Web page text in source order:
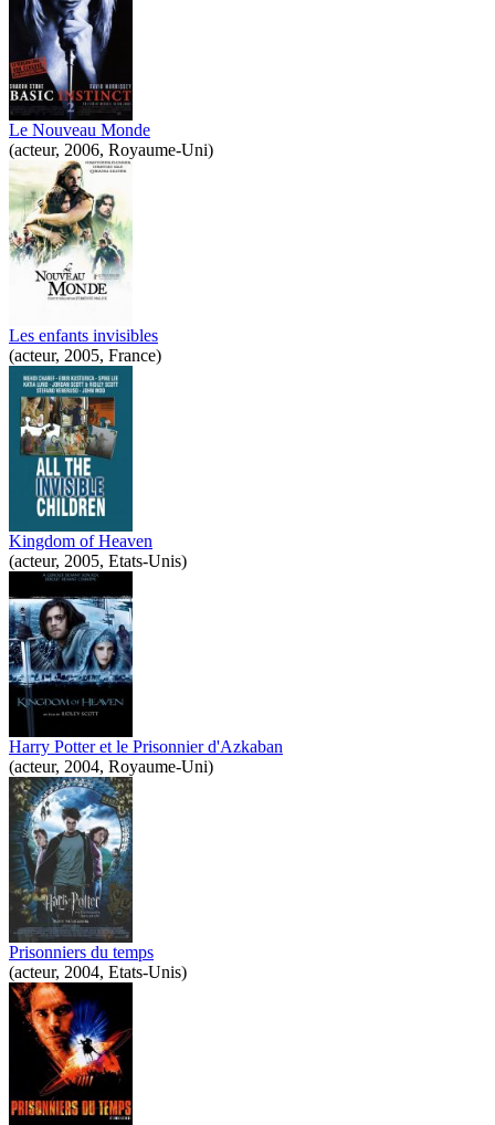
Le Nouveau Monde
(acteur, 2006, Royaume-Uni)
Les enfants invisibles
(acteur, 2005, France)
Kingdom of Heaven
(acteur, 2005, Etats-Unis)
Harry Potter et le Prisonnier d'Azkaban
(acteur, 2004, Royaume-Uni)
Prisonniers du temps
(acteur, 2004, Etats-Unis)